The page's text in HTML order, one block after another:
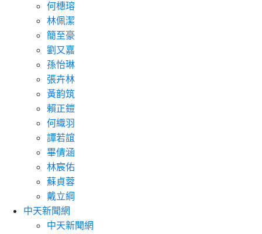
何橞瑢
林佩潔
簡至豪
劉又嘉
孫怡琳
張卉林
黃韵筑
賴正鎧
何織羽
譚若誼
畢倩涵
林宸佑
蘇貞蓉
戴立綱
中天新聞網
中天新聞網